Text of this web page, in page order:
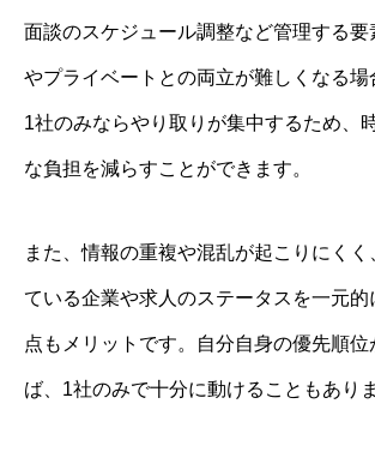
面談のスケジュール調整など管理する
やプライベートとの両立が難しくなる場
1社のみならやり取りが集中するため、
な負担を減らすことができます。
また、情報の重複や混乱が起こりにくく
ている企業や求人のステータスを一元的
点もメリットです。自分自身の優先順
ば、1社のみで十分に動けることもありま